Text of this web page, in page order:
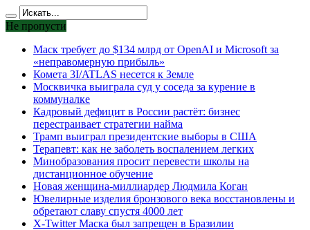
Не пропусти
Маск требует до $134 млрд от OpenAI и Microsoft за
«неправомерную прибыль»
Комета 3I/ATLAS несется к Земле
Москвичка выиграла суд у соседа за курение в
коммуналке
Кадровый дефицит в России растёт: бизнес
перестраивает стратегии найма
Трамп выиграл президентские выборы в США
Терапевт: как не заболеть воспалением легких
Минобразования просит перевести школы на
дистанционное обучение
Новая женщина-миллиардер Людмила Коган
Ювелирные изделия бронзового века восстановлены и
обретают славу спустя 4000 лет
X-Twitter Маска был запрещен в Бразилии